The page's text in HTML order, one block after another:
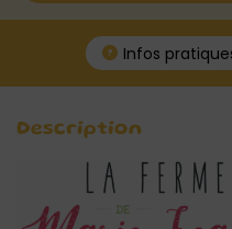
Infos
Description